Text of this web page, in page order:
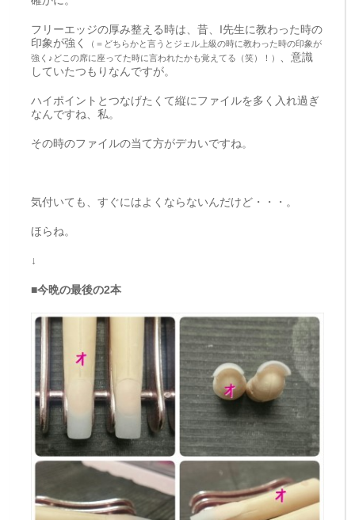
フリーエッジの厚み整える時は、昔、I先生に教わった時の
印象が強く
（＝どちらかと言うとジェル上級の時に教わった時の印象が
強く♪どこの席に座ってた時に言われたかも覚えてる（笑）！）
、意識
していたつもりなんですが。
ハイポイントとつなげたくて縦にファイルを多く入れ過ぎ
なんですね、私。
その時のファイルの当て方がデカいですね。
気付いても、すぐにはよくならないんだけど・・・。
ほらね。
↓
■今晩の最後の2本